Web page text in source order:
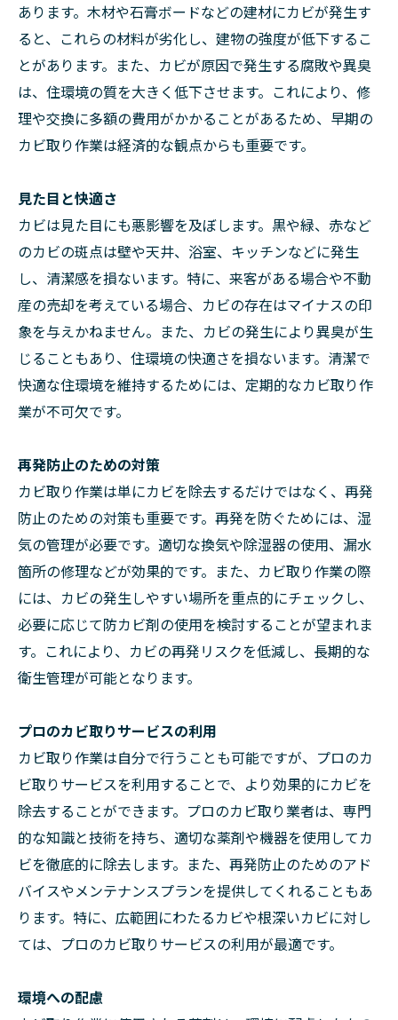
あります。木材や石膏ボードなどの建材にカビが発生す
ると、これらの材料が劣化し、建物の強度が低下するこ
とがあります。また、カビが原因で発生する腐敗や異臭
は、住環境の質を大きく低下させます。これにより、修
理や交換に多額の費用がかかることがあるため、早期の
カビ取り作業は経済的な観点からも重要です。
見た目と快適さ
カビは見た目にも悪影響を及ぼします。黒や緑、赤など
のカビの斑点は壁や天井、浴室、キッチンなどに発生
し、清潔感を損ないます。特に、来客がある場合や不動
産の売却を考えている場合、カビの存在はマイナスの印
象を与えかねません。また、カビの発生により異臭が生
じることもあり、住環境の快適さを損ないます。清潔で
快適な住環境を維持するためには、定期的なカビ取り作
業が不可欠です。
再発防止のための対策
カビ取り作業は単にカビを除去するだけではなく、再発
防止のための対策も重要です。再発を防ぐためには、湿
気の管理が必要です。適切な換気や除湿器の使用、漏水
箇所の修理などが効果的です。また、カビ取り作業の際
には、カビの発生しやすい場所を重点的にチェックし、
必要に応じて防カビ剤の使用を検討することが望まれま
す。これにより、カビの再発リスクを低減し、長期的な
衛生管理が可能となります。
プロのカビ取りサービスの利用
カビ取り作業は自分で行うことも可能ですが、プロのカ
ビ取りサービスを利用することで、より効果的にカビを
除去することができます。プロのカビ取り業者は、専門
的な知識と技術を持ち、適切な薬剤や機器を使用してカ
ビを徹底的に除去します。また、再発防止のためのアド
バイスやメンテナンスプランを提供してくれることもあ
ります。特に、広範囲にわたるカビや根深いカビに対し
ては、プロのカビ取りサービスの利用が最適です。
環境への配慮